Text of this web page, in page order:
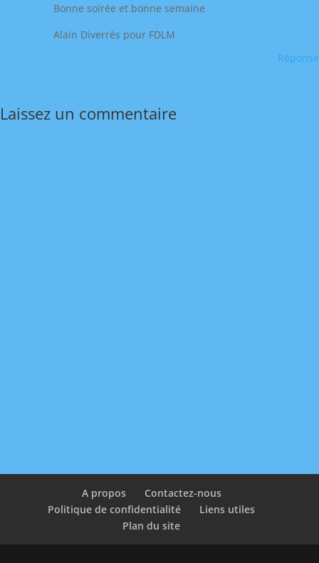
Bonne soirée et bonne semaine
Alain Diverrès pour FDLM
Réponse
Laissez un commentaire
A propos
Contactez-nous
Politique de confidentialité
Liens utiles
Plan du site